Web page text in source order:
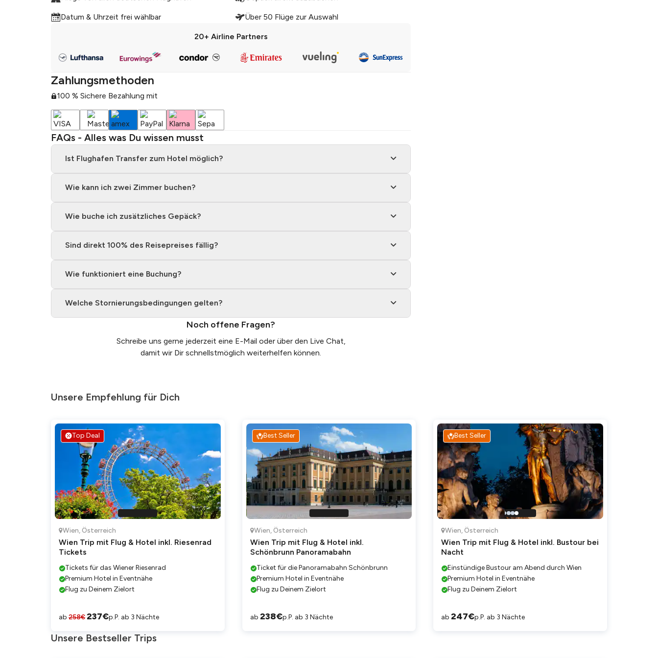
tiefgehende ...
Mehr lesen
vor 1 Jahr
"Sehr informatives und tolle Weinverkostung in kleiner, gemütlicher
Runde. Wir haben viel über den Wein in Wien und Umgebung kennen
"Wirklich ein Muss wenn man in Wien ist und gerne Wein trinkt. Sehr
viel wissen über die Wiener Weingeschichte, die aktuellen Weine und
Winzer und vor ...Mehr lesen
• vor 3 Jahren
Die Gläser waren gu ...
"Sehr angenehme Erfahrung, Reiseleiter war sehr informativ, gute
trinken"
"Eine großartige Einführung in österreichische Weine."
"Sehr schöne Location (alter Keller aus der Römerzeit) und gute
Erläuterungen sowie Weine. Für meine Schwiegereltern hätte der
Guide aber langsamer sp ...Mehr lesen
Datum & Uhrzeit frei wählbar Über 50 Flüge zur Auswahl
20+ Airline Partners
Zahlungsmethoden
100 % Sichere Bezahlung mit
FAQs - Alles was Du wissen musst
Ist Flughafen Transfer zum Hotel möglich?
Wie kann ich zwei Zimmer buchen?
Wie buche ich zusätzliches Gepäck?
Sind direkt 100% des Reisepreises fällig?
Wie funktioniert eine Buchung?
Welche Stornierungsbedingungen gelten?
Noch offene Fragen?
Schreibe uns gerne jederzeit eine E-Mail oder über den Live Chat,
damit wir Dir schnellstmöglich weiterhelfen können.
Unsere Empfehlung für Dich
Top Deal
Wien, Österreich
Wien Trip mit Flug & Hotel inkl. Riesenrad
Tickets
Tickets für das Wiener Riesenrad
Premium Hotel in Eventnähe
Flug zu Deinem Zielort
ab 258€237€p.P. ab 3 Nächte
Best Seller
Wien, Österreich
Wien Trip mit Flug & Hotel inkl.
Schönbrunn Panoramabahn
Ticket für die Panoramabahn Schönbrunn
Premium Hotel in Eventnähe
Flug zu Deinem Zielort
ab 238€p.P. ab 3 Nächte
Best Seller
Wien, Österreich
Wien Trip mit Flug & Hotel inkl. Bustour bei
Nacht
Einstündige Bustour am Abend durch Wien
Premium Hotel in Eventnähe
Flug zu Deinem Zielort
ab 247€p.P. ab 3 Nächte
Unsere Bestseller Trips